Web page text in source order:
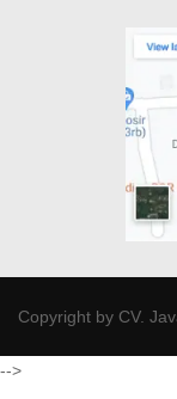
Copyright by CV.
-->